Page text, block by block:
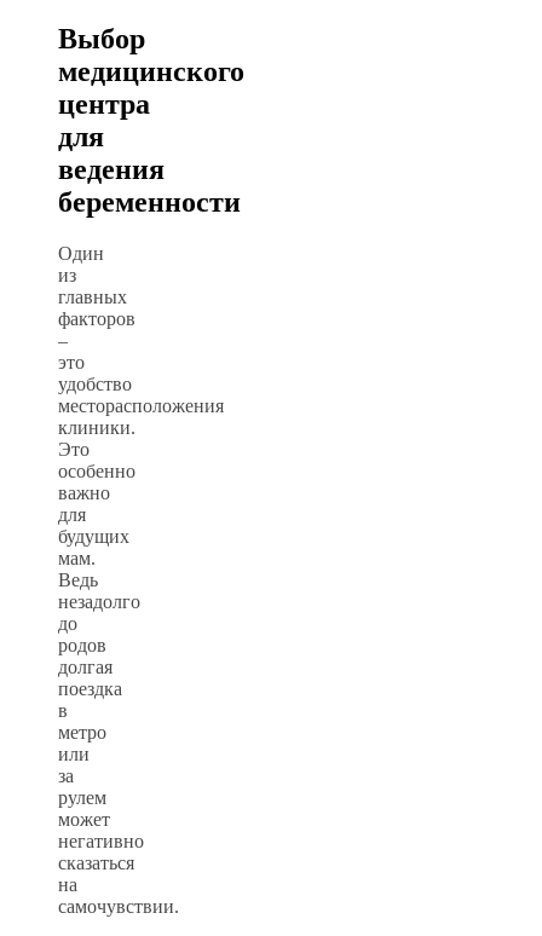
Выбор
медицинского
центра
для
ведения
беременности
Один
из
главных
факторов
–
это
удобство
месторасположения
клиники.
Это
особенно
важно
для
будущих
мам.
Ведь
незадолго
до
родов
долгая
поездка
в
метро
или
за
рулем
может
негативно
сказаться
на
самочувствии.